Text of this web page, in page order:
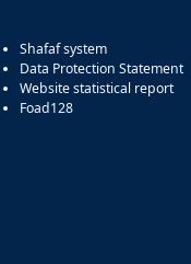
Shafaf system
Data Protection Statement
Website statistical report
Foad128